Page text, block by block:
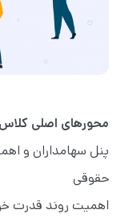
محورهای اصلی کلاس
پنل سهامداران و
حقوقی
اهمیت روند قدرت